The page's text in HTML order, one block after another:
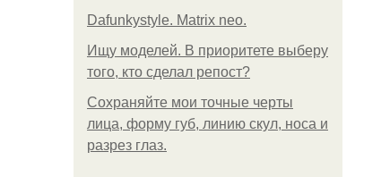
Dafunkystyle. Matrix neo.
Ищу моделей. В приоритете выберу
того, кто сделал репост?
Сохраняйте мои точные черты
лица, форму губ, линию скул, носа и
разрез глаз.